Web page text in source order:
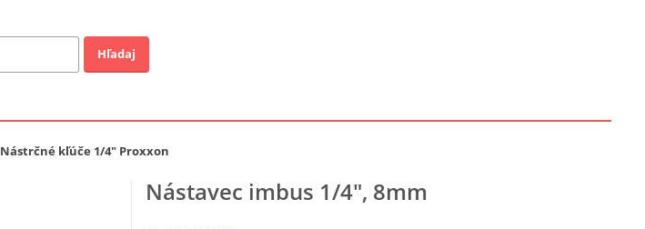
Hľadaj
Nástrčné kľúče 1/4" Proxxon
Nástavec imbus 1/4", 8mm